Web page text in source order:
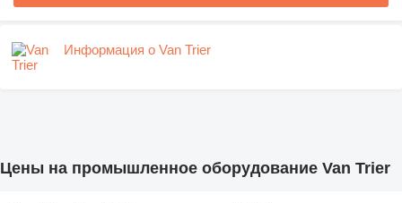
Информация о Van Trier
Цены на промышленное оборудование Van Trier